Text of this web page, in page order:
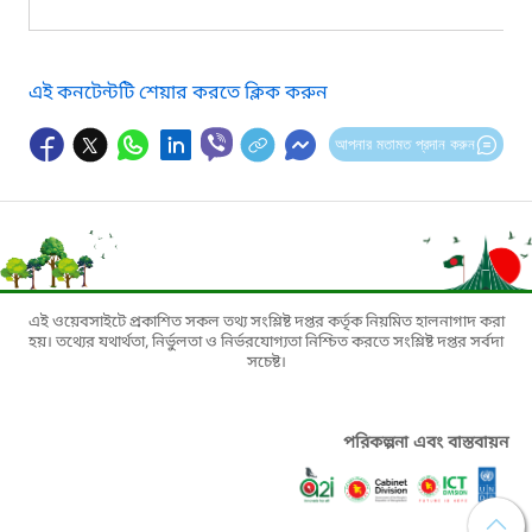
এই কনটেন্টটি শেয়ার করতে ক্লিক করুন
আপনার মতামত প্রদান করুন
এই ওয়েবসাইটে প্রকাশিত সকল তথ্য সংশ্লিষ্ট দপ্তর কর্তৃক নিয়মিত হালনাগাদ করা
হয়। তথ্যের যথার্থতা, নির্ভুলতা ও নির্ভরযোগ্যতা নিশ্চিত করতে সংশ্লিষ্ট দপ্তর সর্বদা
সচেষ্ট।
পরিকল্পনা এবং বাস্তবায়ন